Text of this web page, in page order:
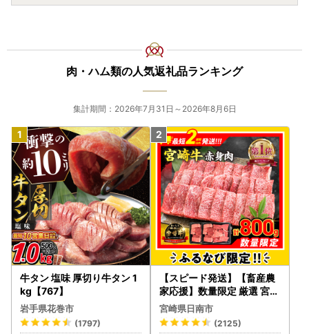
肉・ハム類の人気返礼品ランキング
集計期間：2026年7月31日～2026年8月6日
牛タン 塩味 厚切り牛タン 1
kg【767】
岩手県花巻市
(1797)
【スピード発送】【畜産農
家応援】数量限定 厳選 宮崎
牛 赤身 焼肉 計800g FN-Li
mited-PR_BDV5-26-2W
宮崎県日南市
(2125)